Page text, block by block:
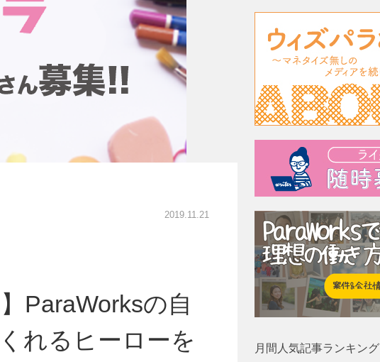
2019.11.21
ParaWorksの自
れるヒーローを
月間人気記事ランキング